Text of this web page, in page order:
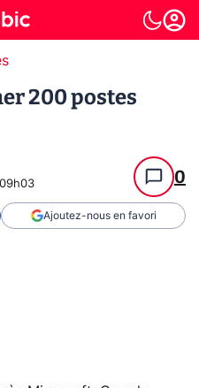
200 postes
0
Ajoutez-nous en favori